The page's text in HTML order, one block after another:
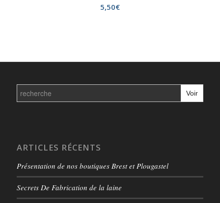
5,50€
Search
for:
ARTICLES RÉCENTS
Présentation de nos boutiques Brest et Plougastel
Secrets De Fabrication de la laine